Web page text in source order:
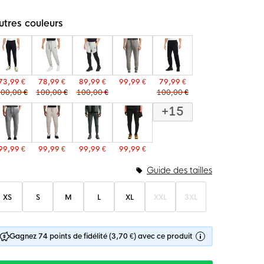
couleurs
€
€
78,99 €
100,00 €
89,99 €
100,00 €
99,99 €
79,99 €
100,00 €
€ 99,99 € 99,99 € 99,99 €
+15
XS S M L XL XXL 3XL
Guide des tailles
Gagnez 74 points de fidélité (3,70 €) avec ce produit